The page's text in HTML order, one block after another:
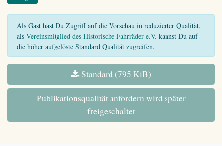
Als Gast hast Du Zugriff auf die Vorschau in reduzierter Qualität,
als Vereinsmitglied des Historische Fahrräder e.V. kannst Du auf
die höher aufgelöste Standard Qualität zugreifen.
Standard (795 KiB)
Publikationsqualität anfordern wird später
freigeschaltet